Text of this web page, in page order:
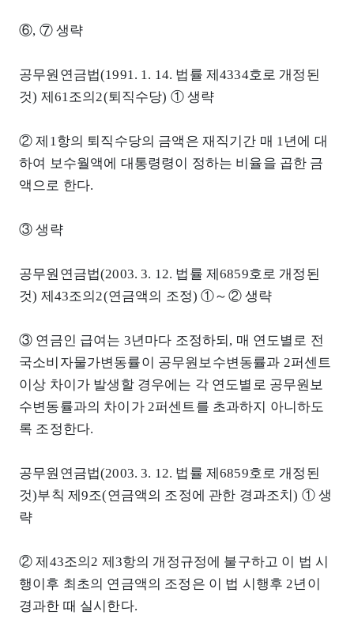
⑥, ⑦ 생략
공무원연금법(1991. 1. 14. 법률 제4334호로 개정된
것) 제61조의2(퇴직수당) ① 생략
② 제1항의 퇴직수당의 금액은 재직기간 매 1년에 대
하여 보수월액에 대통령령이 정하는 비율을 곱한 금
액으로 한다.
③ 생략
공무원연금법(2003. 3. 12. 법률 제6859호로 개정된
것) 제43조의2(연금액의 조정) ①～② 생략
③ 연금인 급여는 3년마다 조정하되, 매 연도별로 전
국소비자물가변동률이 공무원보수변동률과 2퍼센트
이상 차이가 발생할 경우에는 각 연도별로 공무원보
수변동률과의 차이가 2퍼센트를 초과하지 아니하도
록 조정한다.
공무원연금법(2003. 3. 12. 법률 제6859호로 개정된
것)부칙 제9조(연금액의 조정에 관한 경과조치) ① 생
략
② 제43조의2 제3항의 개정규정에 불구하고 이 법 시
행이후 최초의 연금액의 조정은 이 법 시행후 2년이
경과한 때 실시한다.